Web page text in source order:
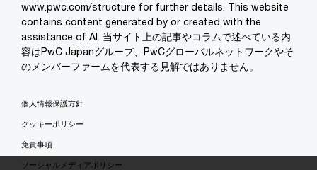
www.pwc.com/structure for further details. This website
contains content generated by or created with the
assistance of AI. 当サイト上の記事やコラムで述べている内
容はPwC Japanグループ、PwCグローバルネットワークやそ
のメンバーファームを代表する見解ではありません。
個人情報保護方針
クッキーポリシー
免責事項
ソーシャルメディアポリシー